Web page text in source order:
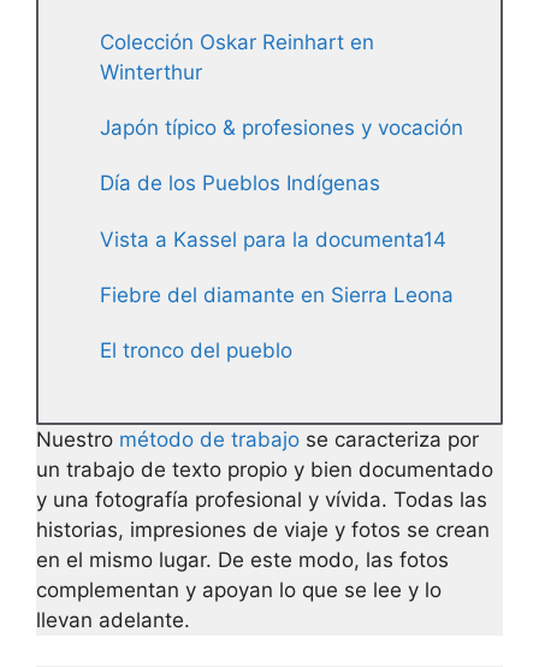
Colección Oskar Reinhart en
Winterthur
Japón típico & profesiones y vocación
Día de los Pueblos Indígenas
Vista a Kassel para la documenta14
Fiebre del diamante en Sierra Leona
El tronco del pueblo
Nuestro método de trabajo se caracteriza por
un trabajo de texto propio y bien documentado
y una fotografía profesional y vívida. Todas las
historias, impresiones de viaje y fotos se crean
en el mismo lugar. De este modo, las fotos
complementan y apoyan lo que se lee y lo
llevan adelante.